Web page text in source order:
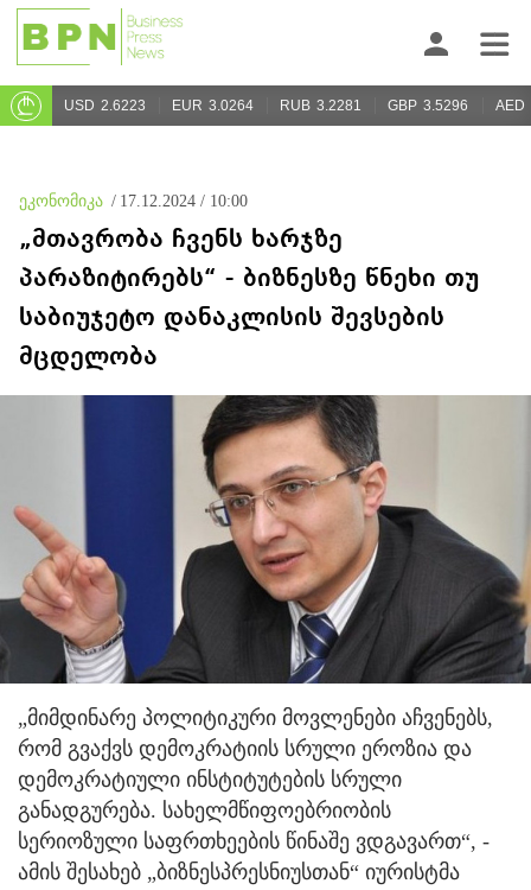
USD 2.6223 EUR 3.0264 RUB 3.2281 GBP 3.5296 AED
ეკონომიკა / 17.12.2024 / 10:00
„მთავრობა ჩვენს ხარჯზე
პარაზიტირებს“ - ბიზნესზე წნეხი თუ
საბიუჯეტო დანაკლისის შევსების
მცდელობა
„მიმდინარე პოლიტიკური მოვლენები აჩვენებს,
რომ გვაქვს დემოკრატიის სრული ეროზია და
დემოკრატიული ინსტიტუტების სრული
განადგურება. სახელმწიფოებრიობის
სერიოზული საფრთხეების წინაშე ვდგავართ“, -
ამის შესახებ „ბიზნესპრესნიუსთან“ იურისტმა